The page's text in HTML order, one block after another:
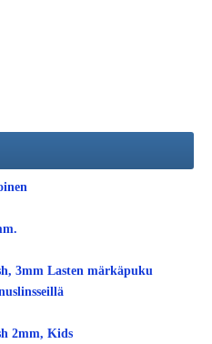
3mm Lasten märkäpuku
2mm, Kids